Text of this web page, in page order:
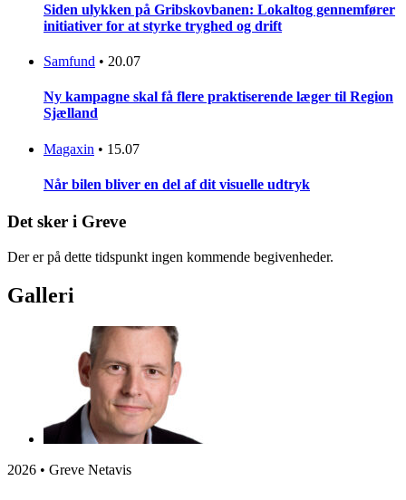
Siden ulykken på Gribskovbanen: Lokaltog gennemfører
initiativer for at styrke tryghed og drift
Samfund • 20.07
Ny kampagne skal få flere praktiserende læger til Region
Sjælland
Magaxin • 15.07
Når bilen bliver en del af dit visuelle udtryk
Det sker i Greve
Der er på dette tidspunkt ingen kommende begivenheder.
Galleri
2026 • Greve Netavis